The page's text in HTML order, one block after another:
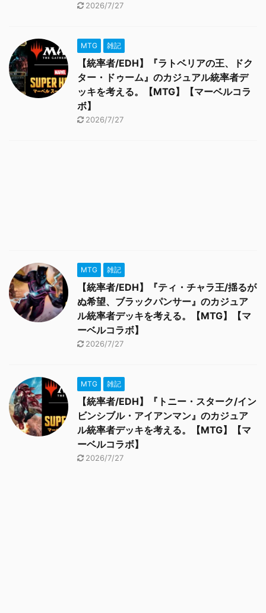
2026/7/27
MTG 雑記
【統率者/EDH】『ラトベリアの王、ドク
ター・ドゥーム』のカジュアル統率者デ
ッキを考える。【MTG】【マーベルコラ
ボ】
2026/7/27
MTG 雑記
【統率者/EDH】『ティ・チャラ王/揺るが
ぬ希望、ブラックパンサー』のカジュア
ル統率者デッキを考える。【MTG】【マ
ーベルコラボ】
2026/7/27
MTG 雑記
【統率者/EDH】『トニー・スターク/イン
ビンシブル・アイアンマン』のカジュア
ル統率者デッキを考える。【MTG】【マ
ーベルコラボ】
2026/7/27